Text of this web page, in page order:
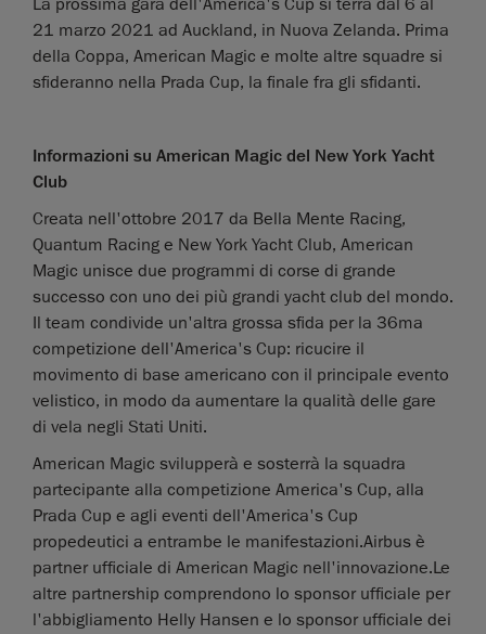
La prossima gara dell'America's Cup si terrà dal 6 al
21 marzo 2021 ad Auckland, in Nuova Zelanda. Prima
della Coppa, American Magic e molte altre squadre si
sfideranno nella Prada Cup, la finale fra gli sfidanti.
Informazioni su American Magic del New York Yacht
Club
Creata nell'ottobre 2017 da Bella Mente Racing,
Quantum Racing e New York Yacht Club, American
Magic unisce due programmi di corse di grande
successo con uno dei più grandi yacht club del mondo.
Il team condivide un'altra grossa sfida per la 36ma
competizione dell'America's Cup: ricucire il
movimento di base americano con il principale evento
velistico, in modo da aumentare la qualità delle gare
di vela negli Stati Uniti.
American Magic svilupperà e sosterrà la squadra
partecipante alla competizione America's Cup, alla
Prada Cup e agli eventi dell'America's Cup
propedeutici a entrambe le manifestazioni.Airbus è
partner ufficiale di American Magic nell'innovazione.Le
altre partnership comprendono lo sponsor ufficiale per
l'abbigliamento Helly Hansen e lo sponsor ufficiale dei